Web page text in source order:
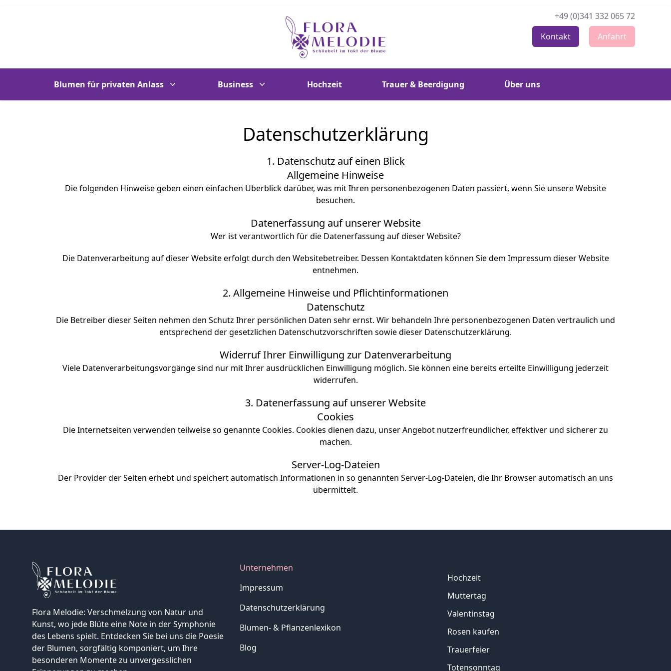
Flora Melodie - Unser Blumenladen im Musikviertel
+49 (0)341 332 065 72
Kontakt
Anfahrt
Blumen für privaten Anlass Business Hochzeit Trauer & Beerdigung Über uns
Datenschutzerklärung
1. Datenschutz auf einen Blick
Allgemeine Hinweise
Die folgenden Hinweise geben einen einfachen Überblick darüber, was mit Ihren personenbezogenen Daten passiert, wenn Sie unsere Website
besuchen.
Datenerfassung auf unserer Website
Wer ist verantwortlich für die Datenerfassung auf dieser Website?
Die Datenverarbeitung auf dieser Website erfolgt durch den Websitebetreiber. Dessen Kontaktdaten können Sie dem Impressum dieser Website
entnehmen.
2. Allgemeine Hinweise und Pflichtinformationen
Datenschutz
Die Betreiber dieser Seiten nehmen den Schutz Ihrer persönlichen Daten sehr ernst. Wir behandeln Ihre personenbezogenen Daten vertraulich und
entsprechend der gesetzlichen Datenschutzvorschriften sowie dieser Datenschutzerklärung.
Widerruf Ihrer Einwilligung zur Datenverarbeitung
Viele Datenverarbeitungsvorgänge sind nur mit Ihrer ausdrücklichen Einwilligung möglich. Sie können eine bereits erteilte Einwilligung jederzeit
widerrufen.
3. Datenerfassung auf unserer Website
Cookies
Die Internetseiten verwenden teilweise so genannte Cookies. Cookies dienen dazu, unser Angebot nutzerfreundlicher, effektiver und sicherer zu
machen.
Server-Log-Dateien
Der Provider der Seiten erhebt und speichert automatisch Informationen in so genannten Server-Log-Dateien, die Ihr Browser automatisch an uns
übermittelt.
Flora Melodie: Verschmelzung von Natur und
Kunst, wo jede Blüte eine Note in der Symphonie
des Lebens spielt. Entdecken Sie bei uns die Poesie
der Blumen, sorgfältig komponiert, um Ihre
besonderen Momente zu unvergesslichen
Unternehmen
Impressum
Datenschutzerklärung
Blumen- & Pflanzenlexikon
Blog
Hochzeit
Muttertag
Valentinstag
Rosen kaufen
Trauerfeier
Totensonntag